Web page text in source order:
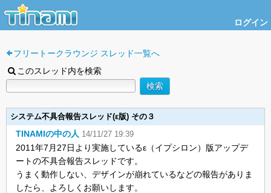
ログイン
フリートークラウンジ スレッド一覧へ
このスレッド内を検索
システム不具合報告スレッド(ε版) その３
TINAMIの中の人 14/11/27 19:39
2011年7月27日より実施しているε（イプシロン）版アップデ
ートの不具合報告スレッドです。
うまく動作しない、デザインが崩れているなどの報告がありま
したら、よろしくお願いします。